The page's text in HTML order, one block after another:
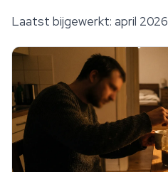
Laatst bijgewerkt: april 2026